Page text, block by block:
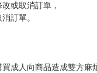
或取消訂單，
訂單。
成人向商品造成雙方麻